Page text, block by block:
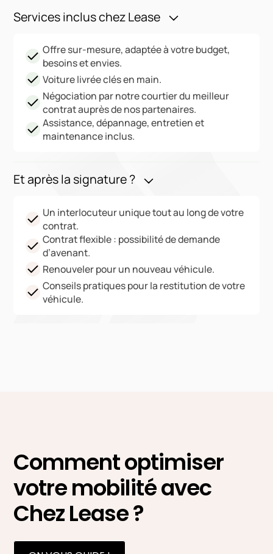
Services inclus chez Lease
Offre sur-mesure, adaptée à votre budget,
besoins et envies.
Voiture livrée clés en main.
Négociation par notre courtier du meilleur
contrat auprès de nos partenaires.
Assistance, dépannage, entretien et
maintenance inclus.
Et après la signature ?
Un interlocuteur unique tout au long de votre
contrat.
Contrat flexible : possibilité de demande
d’avenant.
Renouveler pour un nouveau véhicule.
Conseils pratiques pour la restitution de votre
véhicule.
Comment optimiser
votre mobilité avec
Chez Lease ?